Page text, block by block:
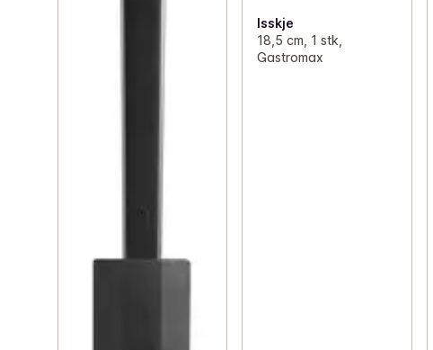
Isskje
18,5 cm, 1 stk,
Gastromax